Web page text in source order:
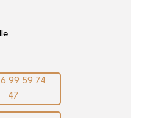
99 59 74
47